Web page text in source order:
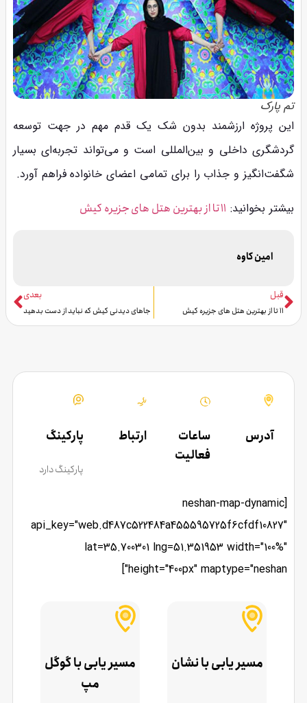
تم پارک
این پروژه ارزشمند بدون شک یک قدم مهم در جهت توسعه
گردشگری داخلی و بین‌المللی است و می‌تواند تجربه‌ای بسیار
شگفت‌انگیز و جذاب را برای تمامی اعضای خانواده فراهم آورد.
بیشتر بخوانید: 11 تا از بهترین هتل های جزیره کیش
امین کاوه
قبل
11 تا از بهترین هتل های جزیره کیش
بعدی
جاهای دیدنی کیش که نباید از دست بدهید
آدرس
ساعات
فعالیت
ارتباط پارکینگ
پارکینگ دارد
[neshan-map-dynamic
api_key="web.d487c522484a455595725f6cfdf10827"
lat=35.700301 lng=51.351953 width="100%"
height="400px" maptype="neshan"]
مسیر یابی با نشان
مسیر یابی با گوگل
مپ